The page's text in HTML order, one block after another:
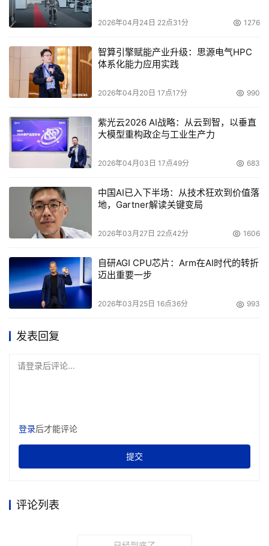
通过不断升级开放生态,带动京东及合作伙伴乃至整个行业
的成本、效率优化,通过极致的供应链效率省下来的钱让利
给商家合作伙伴。此次京东“春晓计划”的再次升级,旨在进一
步激发商家生态的活力,并为实体经济高质量发展注入新的
动能。
本文来源于DOIT传媒，文章内容仅供参考，不构成投资建议。
2026年04月24日 22点31分 1276
智算引擎赋能产业升级：思源电气HPC
体系化能力应用实践
2026年04月20日 17点17分 990
紫光云2026 AI战略：从云到智，以垂直
大模型重构政企与工业生产力
2026年04月03日 17点49分 683
中国AI已入下半场：从技术狂欢到价值落
地，Gartner解读关键变局
2026年03月27日 22点42分 1606
自研AGI CPU芯片：Arm在AI时代的转折
迈出重要一步
2026年03月25日 16点36分 993
发表回复
请登录后评论...
登录后才能评论
提交
评论列表